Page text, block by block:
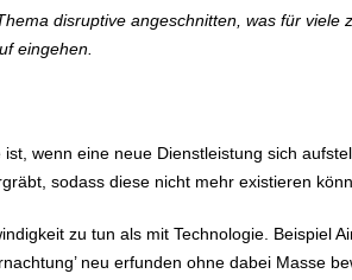
disruptive angeschnitten, was für viele
eingehen.
ist, wenn eine neue Dienstleistung sich
sodass diese nicht mehr existieren
zu tun als mit Technologie. Beispiel
neu erfunden ohne dabei Masse